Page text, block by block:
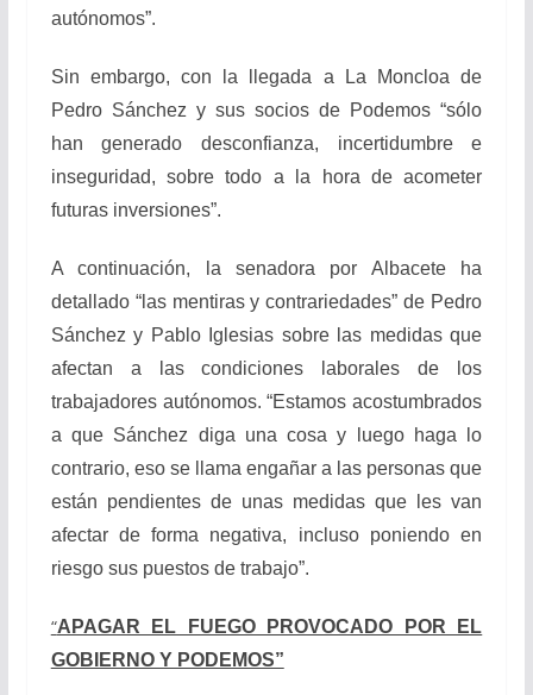
autónomos”.
Sin embargo, con la llegada a La Moncloa de
Pedro Sánchez y sus socios de Podemos “sólo
han generado desconfianza, incertidumbre e
inseguridad, sobre todo a la hora de acometer
futuras inversiones”.
A continuación, la senadora por Albacete ha
detallado “las mentiras y contrariedades” de Pedro
Sánchez y Pablo Iglesias sobre las medidas que
afectan a las condiciones laborales de los
trabajadores autónomos. “Estamos acostumbrados
a que Sánchez diga una cosa y luego haga lo
contrario, eso se llama engañar a las personas que
están pendientes de unas medidas que les van
afectar de forma negativa, incluso poniendo en
riesgo sus puestos de trabajo”.
“APAGAR EL FUEGO PROVOCADO POR EL
GOBIERNO Y PODEMOS”